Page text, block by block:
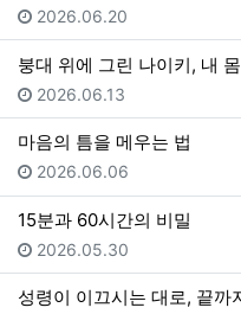
등록일
2026.06.20
붕대 위에 그린 나이키, 내
등록일
2026.06.13
마음의 틈을 메우는 법
등록일
2026.06.06
15분과 60시간의 비밀
등록일
2026.05.30
성령이 이끄시는 대로, 끝까